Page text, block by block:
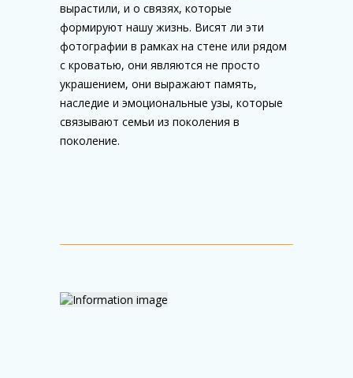
вырастили, и о связях, которые
формируют нашу жизнь. Висят ли эти
фотографии в рамках на стене или рядом
с кроватью, они являются не просто
украшением, они выражают память,
наследие и эмоциональные узы, которые
связывают семьи из поколения в
поколение.